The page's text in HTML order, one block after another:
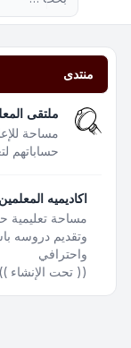
منتدى
ملتقى
مساحة
حساباتهم
اكاديميه المعلمين
مساحة تعليمية
وتقديم دروسه
واحترافي
(( تحت الإنشاء ))